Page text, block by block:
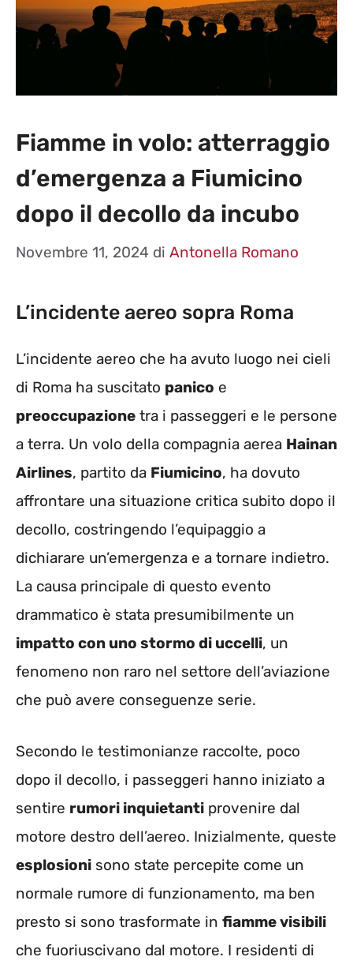
Fiamme in volo: atterraggio
d’emergenza a Fiumicino
dopo il decollo da incubo
Novembre 11, 2024 di Antonella Romano
L’incidente aereo sopra Roma
L’incidente aereo che ha avuto luogo nei cieli
di Roma ha suscitato panico e
preoccupazione tra i passeggeri e le persone
a terra. Un volo della compagnia aerea Hainan
Airlines, partito da Fiumicino, ha dovuto
affrontare una situazione critica subito dopo il
decollo, costringendo l’equipaggio a
dichiarare un’emergenza e a tornare indietro.
La causa principale di questo evento
drammatico è stata presumibilmente un
impatto con uno stormo di uccelli, un
fenomeno non raro nel settore dell’aviazione
che può avere conseguenze serie.
Secondo le testimonianze raccolte, poco
dopo il decollo, i passeggeri hanno iniziato a
sentire rumori inquietanti provenire dal
motore destro dell’aereo. Inizialmente, queste
esplosioni sono state percepite come un
normale rumore di funzionamento, ma ben
presto si sono trasformate in fiamme visibili
che fuoriuscivano dal motore. I residenti di